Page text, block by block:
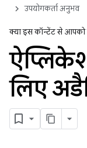
उपयोगकर्ता अनुभव
क्या इस कॉन्टेंट से आपको
लिए